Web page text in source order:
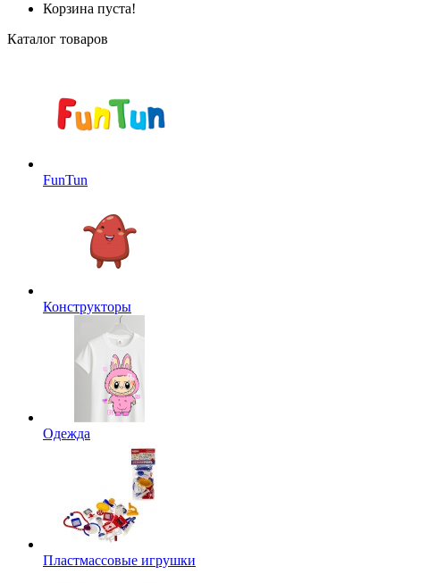
Корзина пуста!
Каталог товаров
FunTun
Конструкторы
Одежда
Пластмассовые игрушки